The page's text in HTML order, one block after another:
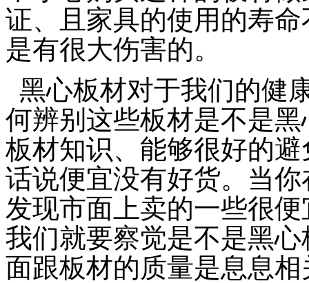
证、且家具的使用的寿
是有很大伤害的。
黑心板材对于我们的健
何辨别这些板材是不是黑
板材知识、能够很好的
话说便宜没有好货。当
发现市面上卖的一些很
我们就要察觉是不是黑
面跟板材的质量是息息相